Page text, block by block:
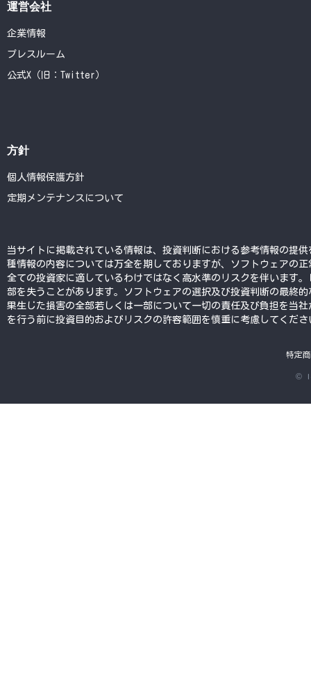
運営会社
企業情報
プレスルーム
公式X（旧：Twitter）
方針
個人情報保護方針
定期メンテナンスについて
当サイトに掲載されている情報は、投資判断における参考情報の提
種情報の内容については万全を期しておりますが、ソフトウェアの
全ての投資家に適しているわけではなく高水準のリスクを伴います
部を失うことがあります。ソフトウェアの選択及び投資判断の最終
果生じた損害の全部若しくは一部について一切の責任及び負担を当
を行う前に投資目的およびリスクの許容範囲を慎重に考慮してくださ
特定
©